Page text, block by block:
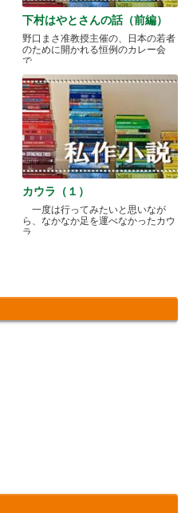
下村はやとさんの話（前編）
野口まさ准教授主催の、日本の若者
のために開かれる恒例のカレー会
で.....
カウラ（１）
一度は行ってみたいと思いなが
ら、なかなか足を運べなかったカウ
ラ.....